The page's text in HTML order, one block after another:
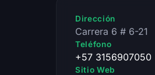
Dirección
Carrera 6 # 6-21
Teléfono
+57 3156907050
Sitio Web